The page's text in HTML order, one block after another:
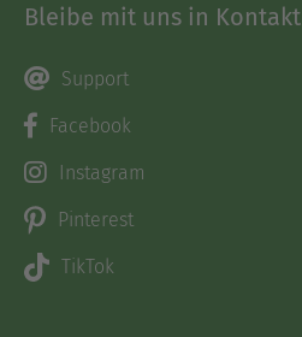
Bleibe mit uns in Kontakt
Support
Facebook
Instagram
Pinterest
TikTok